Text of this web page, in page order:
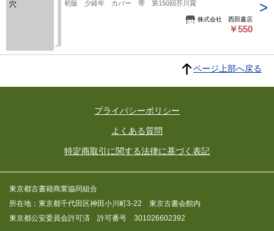
穴
初版 少経年 カバー 帯 第150回芥川賞
株式会社 西田書店
￥550
ページ上部へ戻る
プライバシーポリシー
よくある質問
特定商取引に関する法律に基づく表記
東京都古書籍商業協同組合
所在地：東京都千代田区神田小川町3-22 東京古書会館内
東京都公安委員会許可済 許可番号 301026602392